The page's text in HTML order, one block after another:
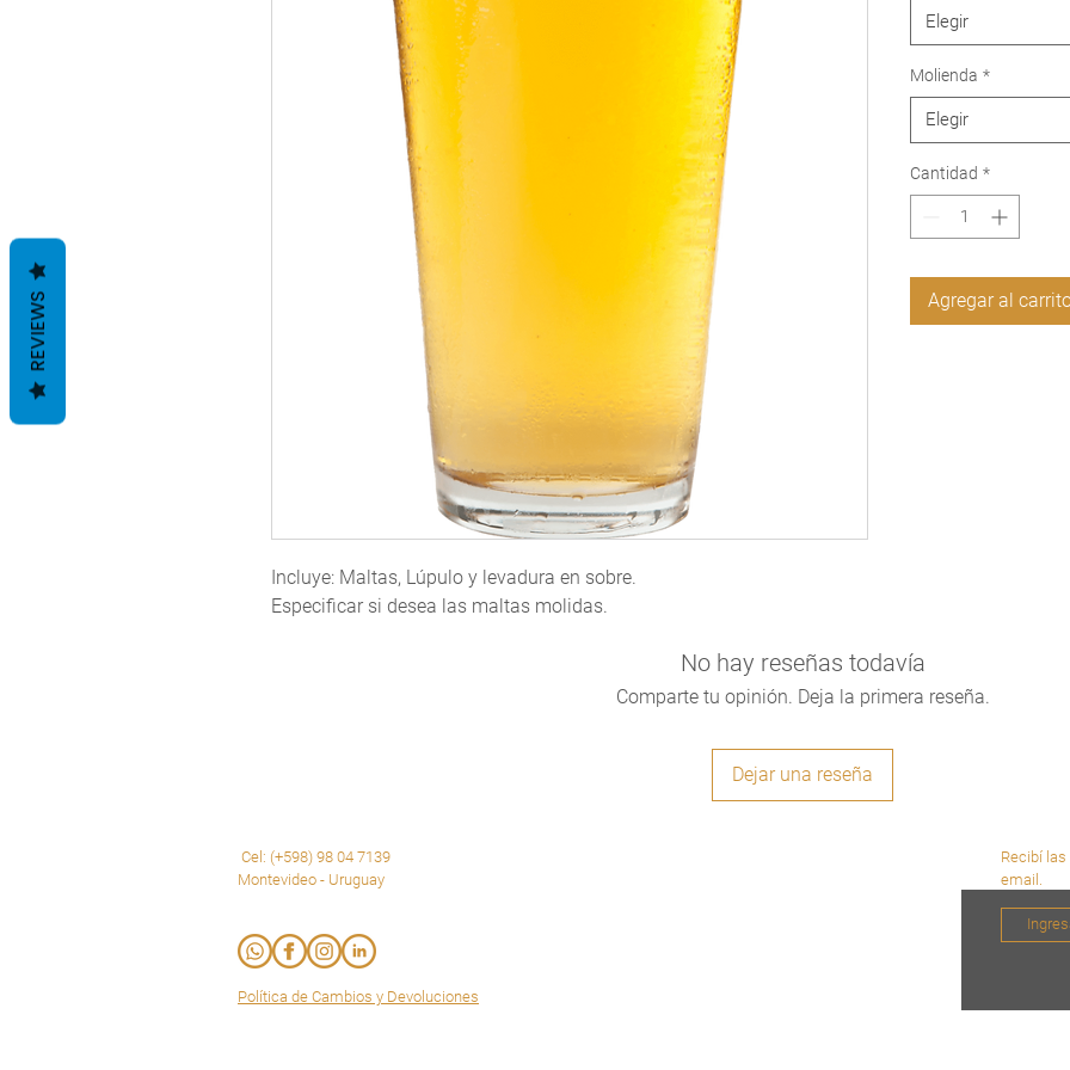
Incluye: Maltas, Lúpulo y levadura en sobre.
Especificar si desea las maltas molidas.
Elegir
Molienda *
Elegir
Cantidad *
Agregar al
No hay reseñas todavía
Comparte tu opinión. Deja la primera reseña.
Dejar una reseña
Cel: (+598) 98 04 7139
Montevideo - Uruguay
Política de Cambios y Devoluciones
Recibí las
email.
REVIEWS